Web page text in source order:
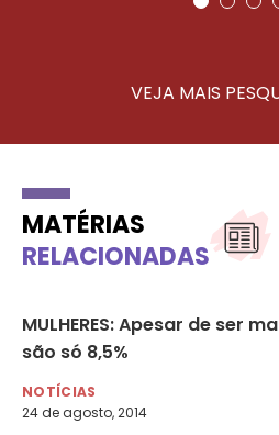
VEJA MAIS
MATÉRIAS
RELACIONADAS
MULHERES: Apesar de ser
são só 8,5%
NOTÍCIAS
24 de agosto, 2014